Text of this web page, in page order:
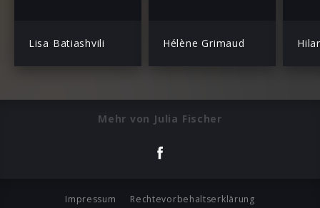
Lisa Batiashvili Hélène Grimaud
Mehr von Julia Fischer
Impressum Rechtevorbehaltserklärung